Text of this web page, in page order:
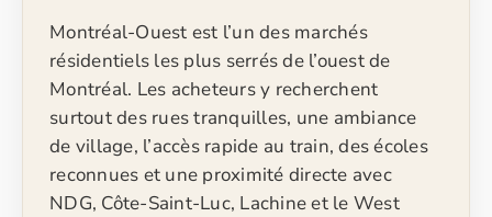
Montréal-Ouest est l’un des marchés
résidentiels les plus serrés de l’ouest de
Montréal. Les acheteurs y recherchent
surtout des rues tranquilles, une ambiance
de village, l’accès rapide au train, des écoles
reconnues et une proximité directe avec
NDG, Côte-Saint-Luc, Lachine et le West